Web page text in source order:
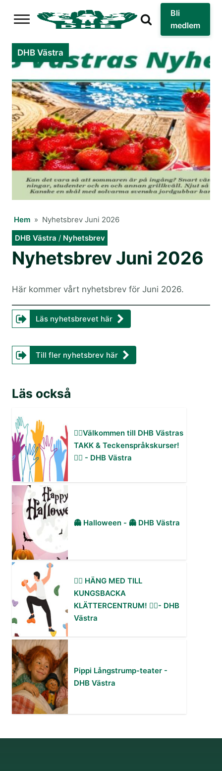
Bli
medlem
DHB Västra
Hem » Nyhetsbrev Juni 2026
DHB Västra / Nyhetsbrev
Nyhetsbrev Juni 2026
Här kommer vårt nyhetsbrev för Juni 2026.
Läs nyhetsbrevet här
Till fler nyhetsbrev här
Läs också
✋🏻Välkommen till DHB Västras
TAKK & Teckenspråkskurser!
✋🏻 - DHB Västra
👻 Halloween - 👻 DHB Västra
🧗‍♀️ HÄNG MED TILL
KUNGSBACKA
KLÄTTERCENTRUM! 🧗‍♂️- DHB
Västra
Pippi Långstrump-teater -
DHB Västra